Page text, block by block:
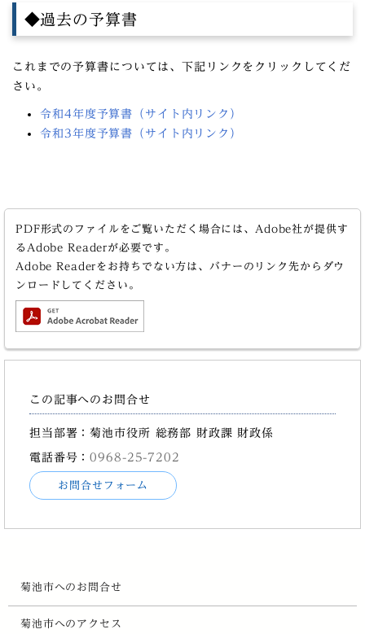
◆過去の予算書
これまでの予算書については、下記リンクをクリックしてくだ
さい。
令和4年度予算書（サイト内リンク）
令和3年度予算書（サイト内リンク）
PDF形式のファイルをご覧いただく場合には、Adobe社が提供す
るAdobe Readerが必要です。
Adobe Readerをお持ちでない方は、バナーのリンク先からダウ
ンロードしてください。
この記事へのお問合せ
担当部署：菊池市役所 総務部 財政課 財政係
電話番号：0968-25-7202
お問合せフォーム
菊池市へのお問合せ
菊池市へのアクセス